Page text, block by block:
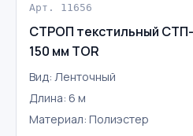
Арт. 11656
СТРОП текстильный СТП-
150 мм TOR
Вид: Ленточный
Длина: 6 м
Материал: Полиэстер